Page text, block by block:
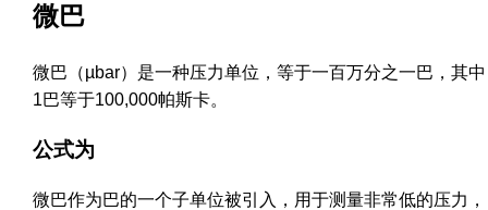
微巴
微巴（µbar）是一种压力单位，等于一百万分之一巴，其中
1巴等于100,000帕斯卡。
公式为
微巴作为巴的一个子单位被引入，用于测量非常低的压力，